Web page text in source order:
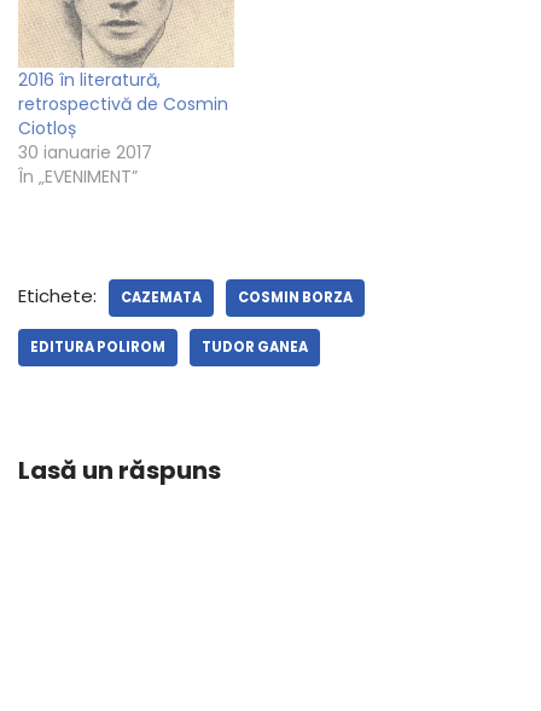
2016 în literatură,
retrospectivă de Cosmin
Ciotloș
30 ianuarie 2017
În „EVENIMENT”
Etichete: CAZEMATA COSMIN BORZA
EDITURA POLIROM TUDOR GANEA
Lasă un răspuns